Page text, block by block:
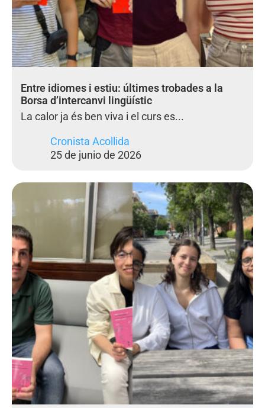
Entre idiomes i estiu: últimes trobades a la
Borsa d’intercanvi lingüístic
La calor ja és ben viva i el curs es...
Cronista Acollida
25 de junio de 2026